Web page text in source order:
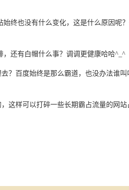
终也没有什么变化，这是什么原因呢
，还有白帽什么事？调调更健康哈哈^_^
？百度始终是那么霸道，也没办法谁叫
这样可以打碎一些长期霸占流量的网站